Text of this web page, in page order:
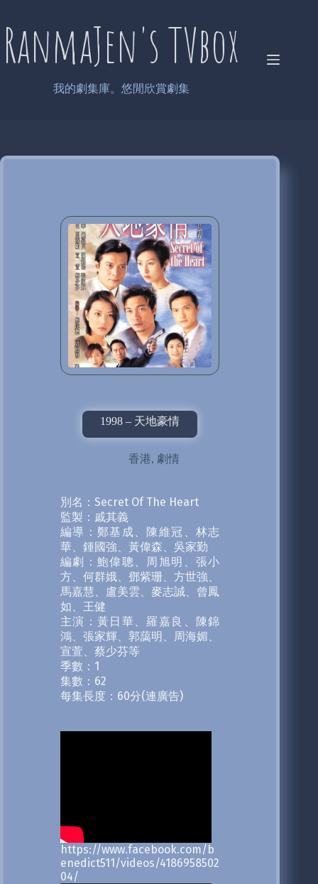
content
RanmaJen's TVbox
我的劇集庫。悠閒欣賞劇集
1998 – 天地豪情
香港, 劇情
別名：Secret Of The Heart
監製：戚其義
編導：鄭基成、陳維冠、林志
華、鍾國強、黃偉森、吳家勤
編劇：鮑偉聰、周旭明、張小
方、何群娥、鄧紫珊、方世強、
馬嘉慧、盧美雲、麥志誠、曾鳳
如、王健
主演：黃日華、羅嘉良、陳錦
鴻、張家輝、郭藹明、周海媚、
宣萱、蔡少芬等
季數：1
集數：62
每集長度：60分(連廣告)
https://www.facebook.com/b
enedict511/videos/4186958502
04/